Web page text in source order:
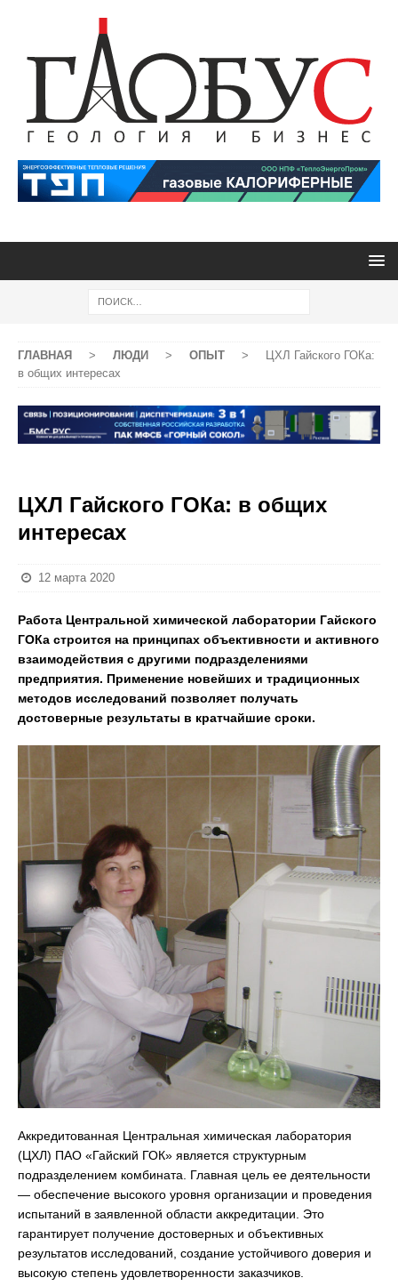
ГЛАВНАЯ > ЛЮДИ > ОПЫТ >
ЦХЛ Гайского ГОКа:
в общих интересах
ЦХЛ Гайского ГОКа: в общих
интересах
12 марта 2020
Работа Центральной химической лаборатории Гайского
ГОКа строится на принципах объективности и активного
взаимодействия с другими подразделениями
предприятия. Применение новейших и традиционных
методов исследований позволяет получать
достоверные результаты в кратчайшие сроки.
Аккредитованная Центральная химическая лаборатория
(ЦХЛ) ПАО «Гайский ГОК» является структурным
подразделением комбината. Главная цель ее деятельности
— обеспечение высокого уровня организации и проведения
испытаний в заявленной области аккредитации. Это
гарантирует получение достоверных и объективных
результатов исследований, создание устойчивого доверия и
высокую степень удовлетворенности заказчиков.